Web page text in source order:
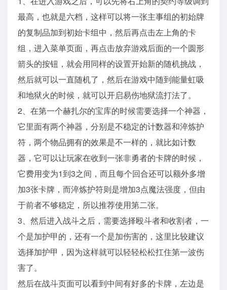
最高，也就是六档，这样可以将一张主事组的初始牌
的复制品加到初始卡组中，然后再点击左上角的卡
组，进入菜单页面，再点击放弃游戏后面的一个圆形
箭头的按钮，就会用同样的设置开始新的随机挑战，
然后就可以一直随机了，然后在游戏中随到能量虹吸
和地狱火的时候，就可以开启易伤地狱流打法了。
2、在第一个赫扎尔的宝库的时候需要选择一个神器，
它里面有两个神器，分别是不稳定的计数器和淬炼护
符，两个物品拥有的效果是不一样的，就比如计数
器，它可以让玩家在收到一张非勇者的卡牌的时候，
它费用变为1到3之间，而且每个回合还可以额外多增
加3张卡牌，而淬炼护符则是增加3点魔法强度，但由
于前者不够稳定，所以推荐使用第二张。
3、然后进入战斗之后，需要选择殴斗者和收割者，一
个是加护甲的，还有一个是加伤害的，这里比较建议
选择加护甲，因为这样就可以轻轻松松扛住第一波伤
害了。
然后在战斗页面可以看到中间有好多的卡牌，左边是